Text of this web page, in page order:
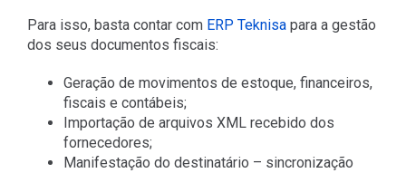
Para isso, basta contar com ERP Teknisapara a gestão
dos seus documentos fiscais:
Geração de movimentos de estoque, financeiros,
fiscais e contábeis;
Importação de arquivos XML recebido dos
fornecedores;
Manifestação do destinatário – sincronização